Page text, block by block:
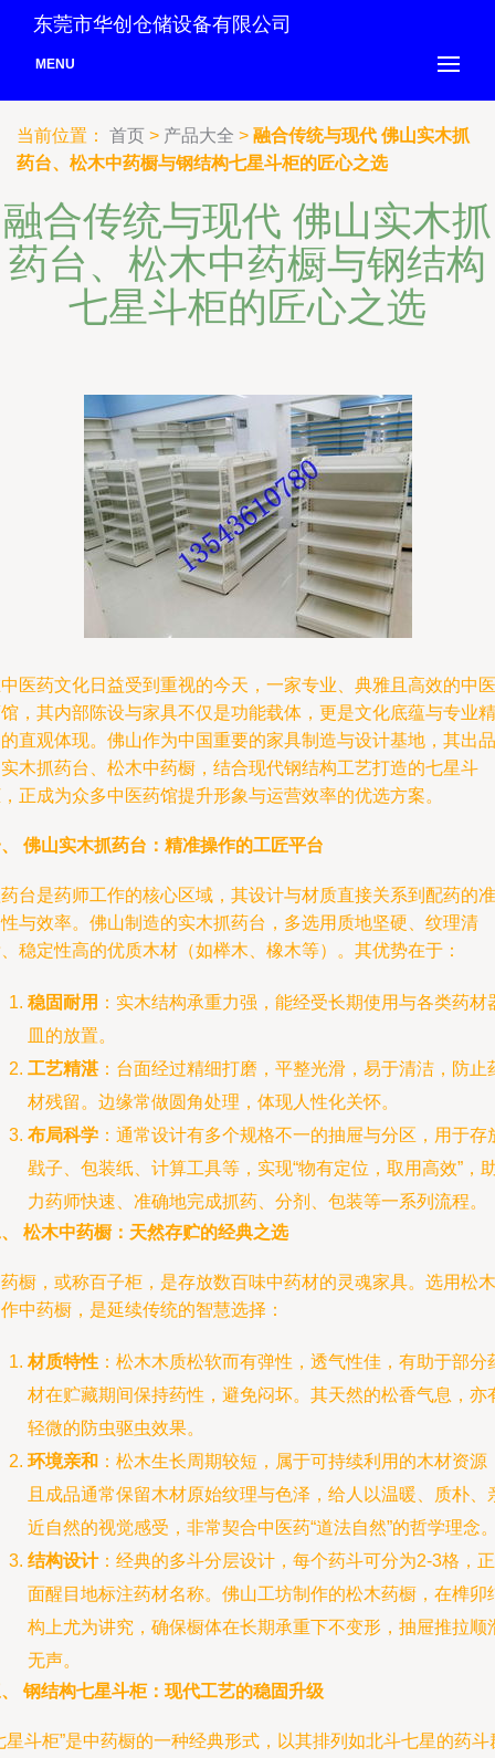
东莞市华创仓储设备有限公司
MENU
当前位置： 首页 > 产品大全 > 融合传统与现代 佛山实木抓
药台、松木中药橱与钢结构七星斗柜的匠心之选
融合传统与现代 佛山实木抓
药台、松木中药橱与钢结构
七星斗柜的匠心之选
医药文化日益受到重视的今天，一家专业、典雅且高效的中医
，其内部陈设与家具不仅是功能载体，更是文化底蕴与专业精
直观体现。佛山作为中国重要的家具制造与设计基地，其出品
木抓药台、松木中药橱，结合现代钢结构工艺打造的七星斗
正成为众多中医药馆提升形象与运营效率的优选方案。
佛山实木抓药台：精准操作的工匠平台
台是药师工作的核心区域，其设计与材质直接关系到配药的准
与效率。佛山制造的实木抓药台，多选用质地坚硬、纹理清
稳定性高的优质木材（如榉木、橡木等）。其优势在于：
稳固耐用 ：实木结构承重力强，能经受长期使用与各类药材
皿的放置。
工艺精湛：台面经过精细打磨，平整光滑，易于清洁，防止
材残留。边缘常做圆角处理，体现人性化关怀。
布局科学 ：通常设计有多个规格不一的抽屉与分区，用于存
戥子、包装纸、计算工具等，实现“物有定位，取用高效”，
力药师快速、准确地完成抓药、分剂、包装等一系列流程。
松木中药橱：天然存贮的经典之选
橱，或称百子柜，是存放数百味中药材的灵魂家具。选用松木
中药橱，是延续传统的智慧选择：
材质特性 ：松木木质松软而有弹性，透气性佳，有助于部分
材在贮藏期间保持药性，避免闷坏。其天然的松香气息，亦
轻微的防虫驱虫效果。
环境亲和 ：松木生长周期较短，属于可持续利用的木材资源
且成品通常保留木材原始纹理与色泽，给人以温暖、质朴、
近自然的视觉感受，非常契合中医药“道法自然”的哲学理念
结构设计：经典的多斗分层设计，每个药斗可分为2-3格，正
面醒目地标注药材名称。佛山工坊制作的松木药橱，在榫卯
构上尤为讲究，确保橱体在长期承重下不变形，抽屉推拉顺
无声。
钢结构七星斗柜：现代工艺的稳固升级
星斗柜”是中药橱的一种经典形式，以其排列如北斗七星的药斗